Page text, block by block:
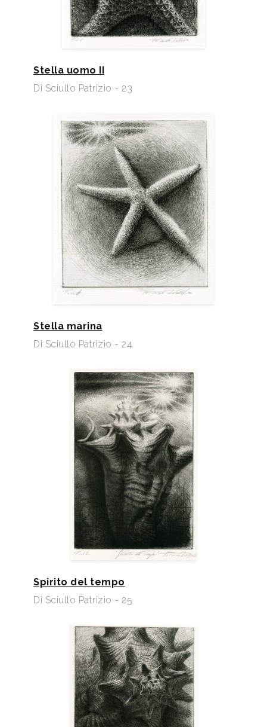
Stella uomo II
Di Sciullo Patrizio - 23
Stella marina
Di Sciullo Patrizio - 24
Spirito del tempo
Di Sciullo Patrizio - 25